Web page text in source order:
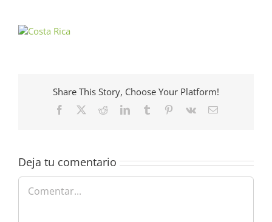
Share This Story, Choose Your Platform!
Facebook RedditLinkedInTumblr Pinterest
Vk
Correo
Deja tu comentario
Comentar